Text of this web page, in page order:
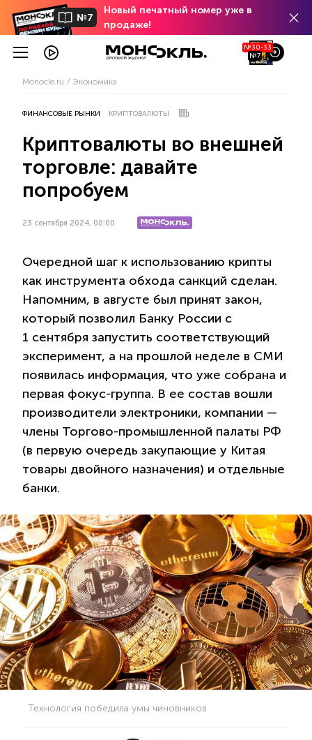
№7
Новый печатный номер уже в
продаже!
№30-33
№7
Monocle.ru Экономика
ФИНАНСОВЫЕ РЫНКИ КРИПТОВАЛЮТЫ
Криптовалюты во внешней
торговле: давайте
попробуем
23 сентября 2024, 00:00
Очередной шаг к использованию крипты
как инструмента обхода санкций сделан.
Напомним, в августе был принят закон,
который позволил Банку России с
1 сентября запустить соответствующий
эксперимент, а на прошлой неделе в СМИ
появилась информация, что уже собрана и
первая фокус-группа. В ее состав вошли
производители электроники, компании —
члены Торгово-промышленной палаты РФ
(в первую очередь закупающие у Китая
товары двойного назначения) и отдельные
банки.
Технология победила умы чиновников